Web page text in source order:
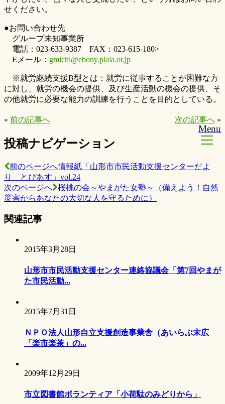
Menu
せください。
●お問い合わせ先
グループ未知事業所
電話：023-633-9387 FAX：023-615-180>
Eメール： gmichi@ebony.plala.or.jp
※就労継続支援B型とは：就労に従事することが困難な方
に対し、就労の機会の提供、及び生産活動の機会の提供、そ
の他就労に必要な能力の訓練を行うことを目的としている。
« 前の記事へ 次の記事へ »
投稿ナビゲーション
前のページへ情報紙「山形市市民活動支援センターだよ
り とぴあす」vol.24
次のページへ
桜桃の会～やまがた女塾～（備えよう！自然
災害からあなたの大切な人を守るために）
関連記事
2015年3月28日
山形市市民活動支援センター連絡協議会「第7回やまが
た市民活動...
2015年7月31日
ＮＰＯ法人山形自立支援創造事業舎（あいらぶ末広
「楽市楽茶」の...
2009年12月29日
市立図書館ボランティア「小荷駄のみどりから」